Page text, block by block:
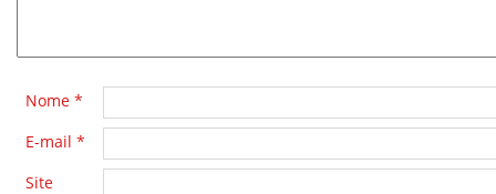
Nome *
E-mail *
Site